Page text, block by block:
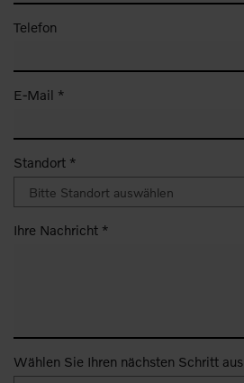
Telefon
E-Mail *
Standort *
Ihre Nachricht *
Wählen Sie Ihren nächsten Schritt aus